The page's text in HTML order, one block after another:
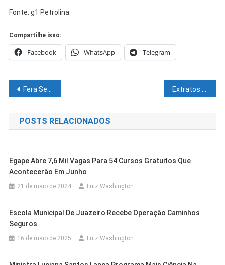
Fonte: g1 Petrolina
Compartilhe isso:
Facebook WhatsApp Telegram
Navegação
de
Post
Fera Sertaneja perde e dá adeus à Série D do Brasileirão Extratos bancários terão termos padronizados a partir desta segunda-feira (08)
POSTS RELACIONADOS
Egape Abre 7,6 Mil Vagas Para 54 Cursos Gratuitos Que
Acontecerão Em Junho
21 de maio de 2024 Luiz Washington
Escola Municipal De Juazeiro Recebe Operação Caminhos
Seguros
16 de maio de 2025 Luiz Washington